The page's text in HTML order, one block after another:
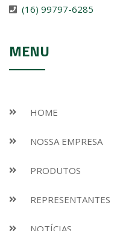
(16) 99797-6285
MENU
HOME
NOSSA EMPRESA
PRODUTOS
REPRESENTANTES